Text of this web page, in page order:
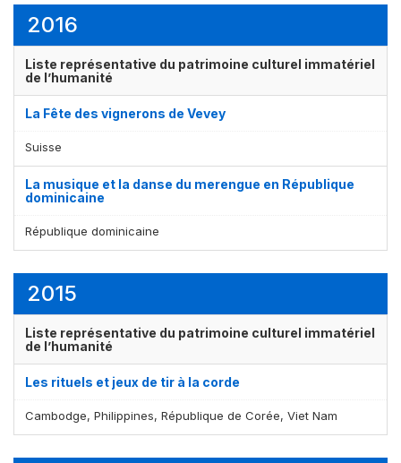
2016
Liste représentative du patrimoine culturel immatériel
de l’humanité
La Fête des vignerons de Vevey
Suisse
La musique et la danse du merengue en République
dominicaine
République dominicaine
2015
Liste représentative du patrimoine culturel immatériel
de l’humanité
Les rituels et jeux de tir à la corde
Cambodge, Philippines, République de Corée, Viet Nam